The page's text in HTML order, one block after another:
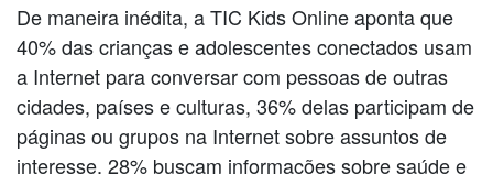
De maneira inédita, a TIC Kids Online aponta que
40% das crianças e adolescentes conectados usam
a Internet para conversar com pessoas de outras
cidades, países e culturas, 36% delas participam de
páginas ou grupos na Internet sobre assuntos de
interesse, 28% buscam informações sobre saúde e